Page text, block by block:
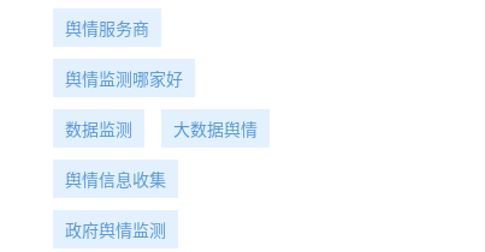
舆情服务商
舆情监测哪家好
数据监测 大数据舆情
舆情信息收集
政府舆情监测